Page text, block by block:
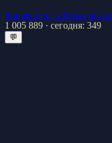
Конвертер датГематрия
1 005 889 · сегодня: 349
💬